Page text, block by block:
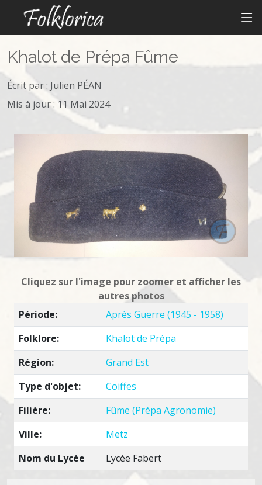
Khalot de Prépa Fûme
Écrit par : Julien PÉAN
Mis à jour : 11 Mai 2024
Cliquez sur l'image pour zoomer et afficher les
autres photos
Période:
Après Guerre (1945 - 1958)
Folklore:
Khalot de Prépa
Région:
Grand Est
Type d'objet:
Coiffes
Filière:
Fûme (Prépa Agronomie)
Ville:
Metz
Nom du Lycée
Lycée Fabert